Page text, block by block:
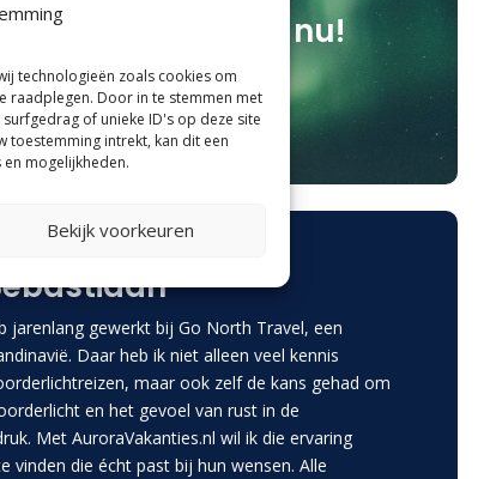
technologieën zoals cookies om
raadplegen. Door in te stemmen met
of unieke ID's op deze site
toestemming intrekt, kan dit een
mogelijkheden.
Bekijk voorkeuren
het noorderlicht nu!
jarenlang gewerkt bij Go North Travel, een
Daar heb ik niet alleen veel kennis
maar ook zelf de kans gehad om
en het gevoel van rust in de
Met AuroraVakanties.nl wil ik die ervaring
vinden die écht past bij hun wensen. Alle